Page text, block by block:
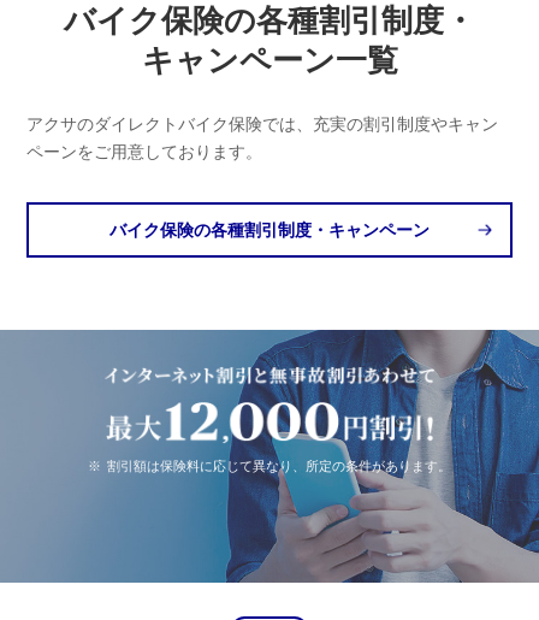
バイク保険の各種割引制度・
キャンペーン一覧
アクサのダイレクトバイク保険では、充実の割引制度やキャン
ペーンをご用意しております。
バイク保険の各種割引制度・キャンペーン
※ 割引額は保険料に応じて異なり、所定の条件があります。